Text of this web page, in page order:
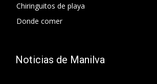
Chiringuitos de playa
Donde comer
Noticias de Manilva